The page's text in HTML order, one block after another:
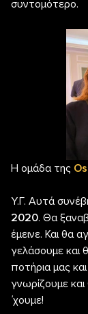
συντομότερο.
Η ομάδα της
Υ.Γ. Αυτά
2020. Θα
έμεινε. Και θα
γελάσουμε και
ποτήρια μας
γνωρίζουμε
΄χουμε!